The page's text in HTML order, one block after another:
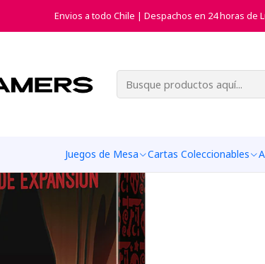
Juegos de Mesa Cartas Coleccionables
Envios a todo Chile | Despachos en 24 horas de
Juegos de Mesa Juegos de Fiesta (Party Games)